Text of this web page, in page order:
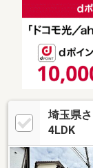
埼玉県
4LDK